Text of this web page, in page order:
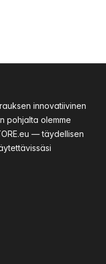
innovatiivinen
pohjalta olemme
— täydellisen